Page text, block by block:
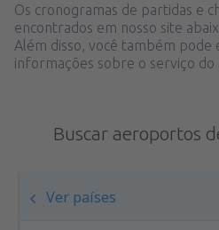
Os cronogramas de partidas e
encontrados em nosso site
Além disso, você também pode
informações sobre o serviço
Buscar aeroportos
Ver países